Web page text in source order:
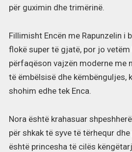
për guximin dhe trimërinë.
Fillimisht Encën me Rapunzelin i
flokë super të gjatë, por jo vetëm
përfaqëson vajzën moderne me
të ëmbëlsisë dhe këmbënguljes,
shohim edhe tek Enca.
Nora është krahasuar
për shkak të syve të tërhequr
është princesha të cilës